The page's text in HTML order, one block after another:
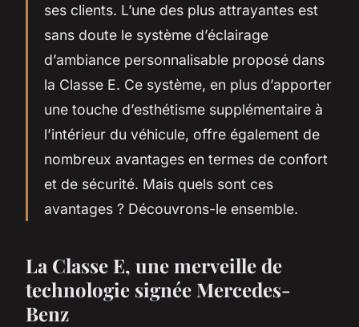
ses clients. L’une des plus attrayantes est
sans doute le système d’éclairage
d’ambiance personnalisable proposé dans
la Classe E. Ce système, en plus d’apporter
une touche d’esthétisme supplémentaire à
l’intérieur du véhicule, offre également de
nombreux avantages en termes de confort
et de sécurité. Mais quels sont ces
avantages ? Découvrons-le ensemble.
La Classe E, une merveille de
technologie signée Mercedes-
Benz